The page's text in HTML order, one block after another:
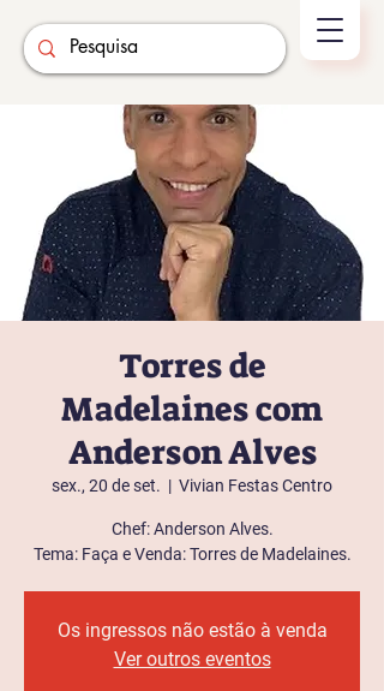
Torres de
Madelaines com
Anderson Alves
sex., 20 de set.
  |
Vivian Festas Centro
Chef: Anderson Alves.
Tema: Faça e Venda: Torres de Madelaines.
Os ingressos não estão à venda
Ver outros eventos